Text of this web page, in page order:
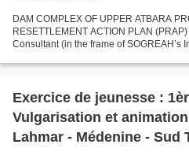
DAM COMPLEX OF UPPER ATBARA
RESETTLEMENT ACTION PLAN
Consultant (in the frame of SOGREAH’s
sur le lien...
Exercice de jeunesse :
Vulgarisation et
Lahmar - Médenine - Sud